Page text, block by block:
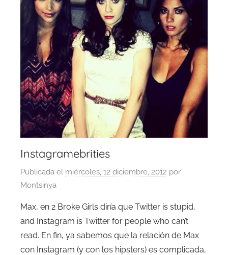
Instagramebrities
Publicada el miércoles, 12 diciembre, 2012 por
Montsinya
Max, en 2 Broke Girls diría que Twitter is stupid,
and Instagram is Twitter for people who can’t
read. En fin, ya sabemos que la relación de Max
con Instagram (y con los hipsters) es complicada,